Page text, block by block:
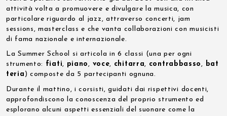
attività volta a promuovere e divulgare la musica, con
particolare riguardo al jazz, attraverso concerti, jam
sessions, masterclass e che vanta collaborazioni con musicisti
di fama nazionale e internazionale.
La Summer School si articola in 6 classi (una per ogni
strumento: fiati, piano, voce, chitarra, contrabbasso, bat
teria ) composte da 5 partecipanti ognuna.
Durante il mattino, i corsisti, guidati dai rispettivi docenti,
approfondiscono la conoscenza del proprio strumento ed
esplorano alcuni aspetti essenziali del suonare come la